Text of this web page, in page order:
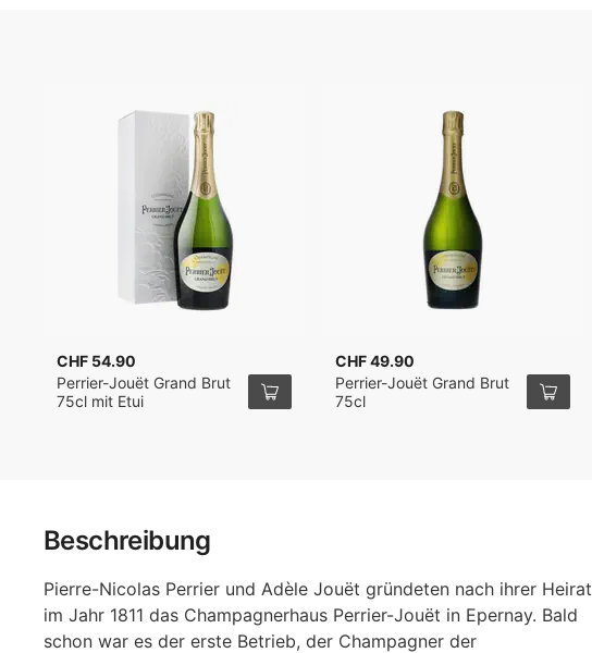
Beschreibung
Pierre-Nicolas Perrier und Adèle Jouët gründeten nach ihrer Heirat
im Jahr 1811 das Champagnerhaus Perrier-Jouët in Epernay. Bald
schon war es der erste Betrieb, der Champagner der
CHF 54.90
Perrier-Jouët Grand Brut
75cl mit Etui
CHF 49.90
Perrier-Jouët Grand Brut
75cl